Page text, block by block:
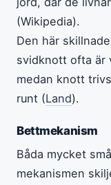
(Wikipedia).
Den här
svidknott ofta är
medan knott
runt (Land).
Bettmekanism
Båda mycket
mekanismen